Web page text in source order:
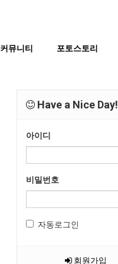
커뮤니티 포토스토리
Have a Nice Day!
아이디
비밀번호
자동로그인
회원가입